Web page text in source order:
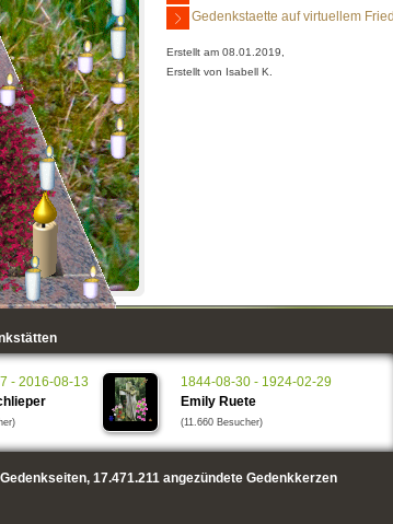
Gedenkstaette auf virtuellem
Erstellt am 08.01.2019,
Erstellt von Isabell K.
- 2016-08-13
1844-08-30 - 1924-02-29
Emily Ruete
(11.660 Besucher)
17.471.211 angezündete Gedenkkerzen